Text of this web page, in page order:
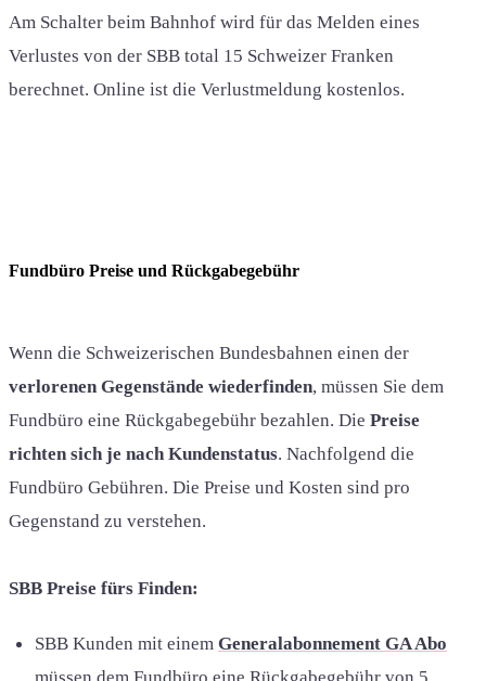
Am Schalter beim Bahnhof wird für das Melden eines
Verlustes von der SBB total 15 Schweizer Franken
berechnet. Online ist die Verlustmeldung kostenlos.
Fundbüro Preise und Rückgabegebühr
Wenn die Schweizerischen Bundesbahnen einen der
verlorenen Gegenstände wiederfinden, müssen Sie dem
Fundbüro eine Rückgabegebühr bezahlen. Die Preise
richten sich je nach Kundenstatus. Nachfolgend die
Fundbüro Gebühren. Die Preise und Kosten sind pro
Gegenstand zu verstehen.
SBB Preise fürs Finden:
SBB Kunden mit einem Generalabonnement GA Abo